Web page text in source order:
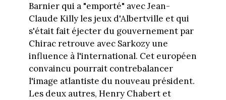
Barnier qui a "emporté" avec Jean-
Claude Killy les jeux d'Albertville et qui
s'était fait éjecter du gouvernement par
Chirac retrouve avec Sarkozy une
influence à l'international. Cet européen
convaincu pourrait contrebalancer
l'image atlantiste du nouveau président.
Les deux autres, Henry Chabert et